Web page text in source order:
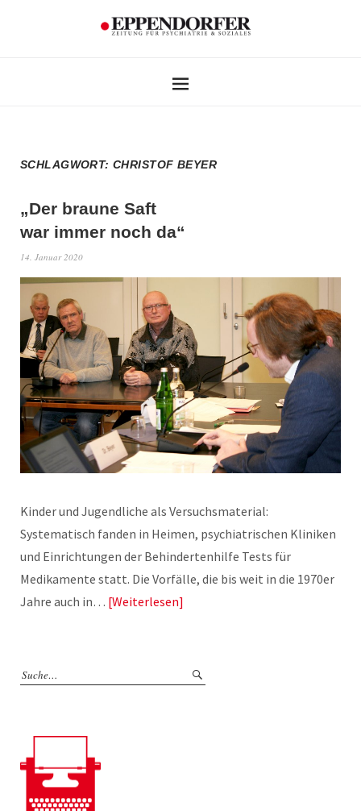
SCHLAGWORT:CHRISTOF BEYER
„Der braune Saft
war immer noch da“
14. Januar 2020
Kinder und Jugendliche als Versuchsmaterial:
Systematisch fanden in Heimen, psychiatrischen Kliniken
und Einrichtungen der Behindertenhilfe Tests für
Medikamente statt. Die Vorfälle, die bis weit in die 1970er
Jahre auch in… Weiterlesen